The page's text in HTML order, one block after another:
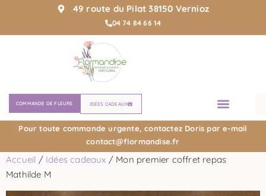
49 route du Pilat 38150 Vernioz
04 74 84 66 14
COMMANDE DE FLEURS IDÉES CADEAUX
Pour toute commande urgente, contactez Doris par e-mail
contact@flormandise.fr
Accueil / Idées cadeaux / Mon premier coffret repas
Mathilde M